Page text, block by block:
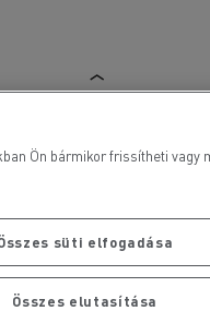
Ön bármikor frissítheti
süti elfogadása
Összes elutasítása